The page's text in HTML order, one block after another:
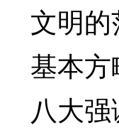
文明
基本
八大